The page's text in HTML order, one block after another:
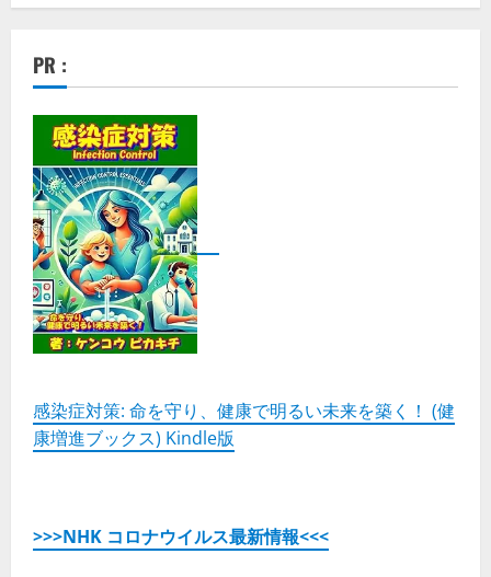
PR :
感染症対策: 命を守り、健康で明るい未来を築く！ (健
康増進ブックス) Kindle版
>>>NHK コロナウイルス最新情報<<<